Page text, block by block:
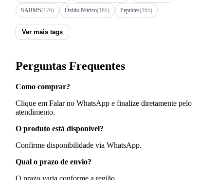
SARMS(176) Óxido Nítrico(165) Peptides(165)
Ver mais tags
Perguntas Frequentes
Como comprar?
Clique em Falar no WhatsApp e finalize diretamente pelo
atendimento.
O produto está disponível?
Confirme disponibilidade via WhatsApp.
Qual o prazo de envio?
O prazo varia conforme a região.